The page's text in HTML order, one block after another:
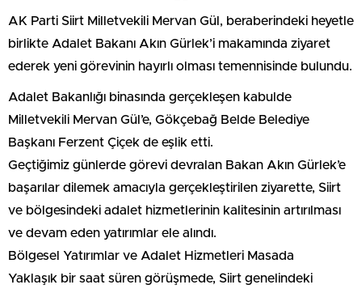
​AK Parti Siirt Milletvekili Mervan Gül, beraberindeki heyetle
birlikte Adalet Bakanı Akın Gürlek’i makamında ziyaret
ederek yeni görevinin hayırlı olması temennisinde bulundu.
​Adalet Bakanlığı binasında gerçekleşen kabulde
Milletvekili Mervan Gül’e, Gökçebağ Belde Belediye
Başkanı Ferzent Çiçek de eşlik etti.
Geçtiğimiz günlerde görevi devralan Bakan Akın Gürlek’e
başarılar dilemek amacıyla gerçekleştirilen ziyarette, Siirt
ve bölgesindeki adalet hizmetlerinin kalitesinin artırılması
ve devam eden yatırımlar ele alındı.
​Bölgesel Yatırımlar ve Adalet Hizmetleri Masada
​Yaklaşık bir saat süren görüşmede, Siirt genelindeki